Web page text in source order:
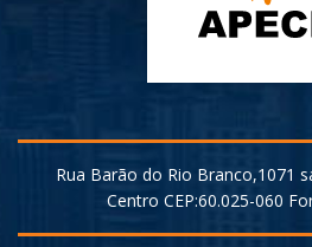
Rua Barão do Rio Branco,1071
Centro CEP:60.025-060